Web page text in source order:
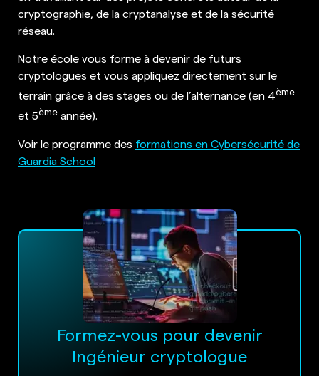
cryptographie, de la cryptanalyse et de la sécurité
réseau.
Notre école vous forme à devenir de futurs
cryptologues et vous appliquez directement sur le
terrain grâce à des stages ou de l’alternance (en 4ème
et 5ème année).
Voir le programme des formations en Cybersécurité de
Guardia School
Formez-vous pour devenir
Ingénieur cryptologue